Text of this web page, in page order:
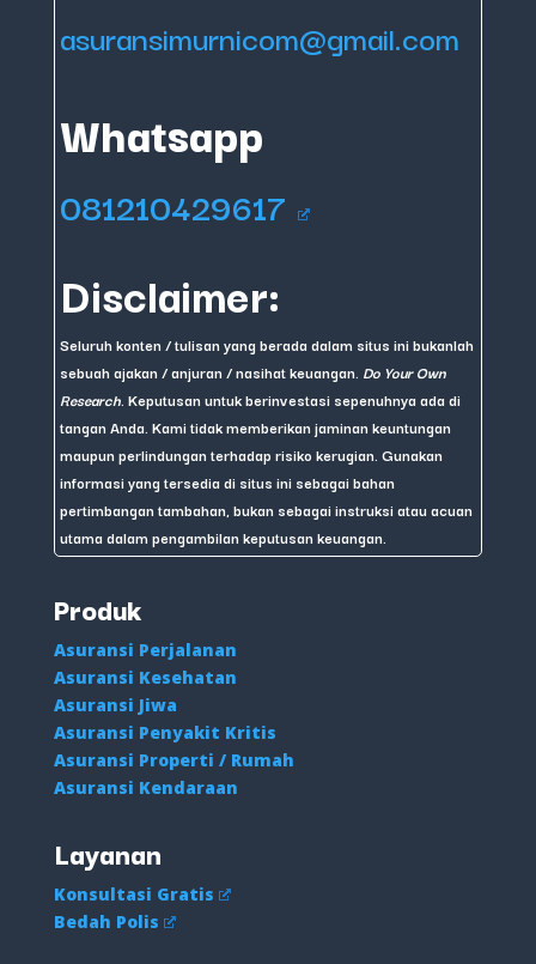
asuransimurnicom@gmail.com
Whatsapp
081210429617
Disclaimer:
Seluruh konten / tulisan yang berada dalam situs ini bukanlah
sebuah ajakan / anjuran / nasihat keuangan. Do Your Own
Research . Keputusan untuk berinvestasi sepenuhnya ada di
tangan Anda. Kami tidak memberikan jaminan keuntungan
maupun perlindungan terhadap risiko kerugian. Gunakan
informasi yang tersedia di situs ini sebagai bahan
pertimbangan tambahan, bukan sebagai instruksi atau acuan
utama dalam pengambilan keputusan keuangan.
Produk
Asuransi Perjalanan
Asuransi Kesehatan
Asuransi Jiwa
Asuransi Penyakit Kritis
Asuransi Properti / Rumah
Asuransi Kendaraan
Layanan
Konsultasi Gratis
Bedah Polis